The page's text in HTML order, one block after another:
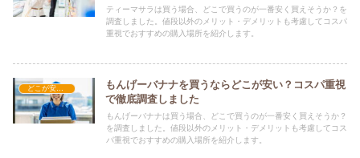
ティーマサラは買う場合、どこで買うのが一番安く買えそうか？を
調査しました。値段以外のメリット・デメリットも考慮してコスパ
重視でおすすめの購入場所を紹介します。
どこが安い？-食品・食材
もんげーバナナを買うならどこが安い？コスパ重視
で徹底調査しました
もんげーバナナは買う場合、どこで買うのが一番安く買えそうか？
を調査しました。値段以外のメリット・デメリットも考慮してコス
パ重視でおすすめの購入場所を紹介します。